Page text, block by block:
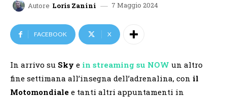
Autore Loris Zanini 7 Maggio 2024
FACEBOOK X
In arrivo su Sky e in streaming su NOW un altro
fine settimana all’insegna dell’adrenalina, con il
Motomondiale e tanti altri appuntamenti in